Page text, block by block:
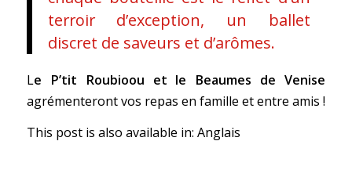
terroir d’exception, un ballet
discret de saveurs et d’arômes.
Le P’tit Roubioou et le Beaumes de Venise
agrémenteront vos repas en famille et entre amis !
This post is also available in: Anglais